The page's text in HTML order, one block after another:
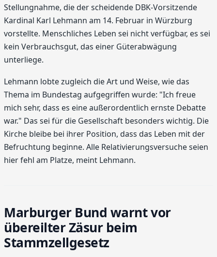
Stellungnahme, die der scheidende DBK-Vorsitzende
Kardinal Karl Lehmann am 14. Februar in Würzburg
vorstellte. Menschliches Leben sei nicht verfügbar, es sei
kein Verbrauchsgut, das einer Güterabwägung
unterliege.
Lehmann lobte zugleich die Art und Weise, wie das
Thema im Bundestag aufgegriffen wurde: "Ich freue
mich sehr, dass es eine außerordentlich ernste Debatte
war." Das sei für die Gesellschaft besonders wichtig. Die
Kirche bleibe bei ihrer Position, dass das Leben mit der
Befruchtung beginne. Alle Relativierungsversuche seien
hier fehl am Platze, meint Lehmann.
Marburger Bund warnt vor
übereilter Zäsur beim
Stammzellgesetz